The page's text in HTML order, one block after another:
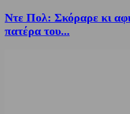
Ντε Πολ: Σκόραρε κι
πατέρα του...